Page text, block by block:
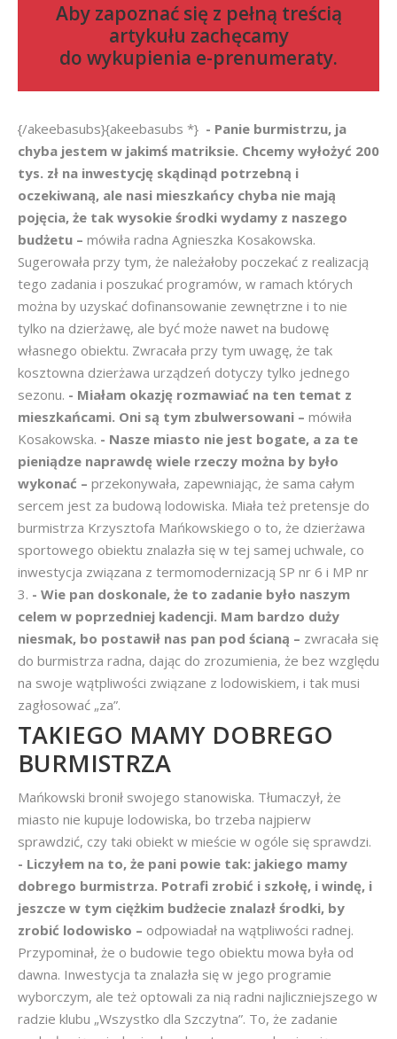
Aby zapoznać się z pełną treścią
artykułu zachęcamy
do wykupienia e-prenumeraty.
{/akeebasubs}{akeebasubs *} - Panie burmistrzu, ja
chyba jestem w jakimś matriksie. Chcemy wyłożyć 200
tys. zł na inwestycję skądinąd potrzebną i
oczekiwaną, ale nasi mieszkańcy chyba nie mają
pojęcia, że tak wysokie środki wydamy z naszego
budżetu – mówiła radna Agnieszka Kosakowska.
Sugerowała przy tym, że należałoby poczekać z realizacją
tego zadania i poszukać programów, w ramach których
można by uzyskać dofinansowanie zewnętrzne i to nie
tylko na dzierżawę, ale być może nawet na budowę
własnego obiektu. Zwracała przy tym uwagę, że tak
kosztowna dzierżawa urządzeń dotyczy tylko jednego
sezonu. - Miałam okazję rozmawiać na ten temat z
mieszkańcami. Oni są tym zbulwersowani – mówiła
Kosakowska. - Nasze miasto nie jest bogate, a za te
pieniądze naprawdę wiele rzeczy można by było
wykonać – przekonywała, zapewniając, że sama całym
sercem jest za budową lodowiska. Miała też pretensje do
burmistrza Krzysztofa Mańkowskiego o to, że dzierżawa
sportowego obiektu znalazła się w tej samej uchwale, co
inwestycja związana z termomodernizacją SP nr 6 i MP nr
3. - Wie pan doskonale, że to zadanie było naszym
celem w poprzedniej kadencji. Mam bardzo duży
niesmak, bo postawił nas pan pod ścianą – zwracała się
do burmistrza radna, dając do zrozumienia, że bez względu
na swoje wątpliwości związane z lodowiskiem, i tak musi
zagłosować „za”.
TAKIEGO MAMY DOBREGO
BURMISTRZA
Mańkowski bronił swojego stanowiska. Tłumaczył, że
miasto nie kupuje lodowiska, bo trzeba najpierw
sprawdzić, czy taki obiekt w mieście w ogóle się sprawdzi.
- Liczyłem na to, że pani powie tak: jakiego mamy
dobrego burmistrza. Potrafi zrobić i szkołę, i windę, i
jeszcze w tym ciężkim budżecie znalazł środki, by
zrobić lodowisko – odpowiadał na wątpliwości radnej.
Przypominał, że o budowie tego obiektu mowa była od
dawna. Inwestycja ta znalazła się w jego programie
wyborczym, ale też optowali za nią radni najliczniejszego w
radzie klubu „Wszystko dla Szczytna”. To, że zadanie